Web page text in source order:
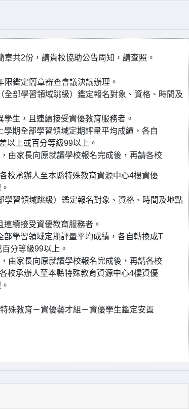
共2份，請貴校協助公告周知，請查照。
鑑定簡章審查會議決議辦理。
部學習領域跳級）鑑定報名對象、資格、時間及
生，且連續接受資優教育服務者。
期全部學習領域定期評量平均成績，各自
以上或百分等級99以上。
由家長向原就讀學校報名完成後，再請各校
校承辦人至本縣特殊教育資源中心4樓資優
習領域跳級）鑑定報名對象、資格、時間及地點
續接受資優教育服務者。
學習領域定期評量平均成績，各自轉換成T
分等級99以上。
由家長向原就讀學校報名完成後，再請各校
校承辦人至本縣特殊教育資源中心4樓資優
殊教育－資優藝才組－資優學生鑑定安置